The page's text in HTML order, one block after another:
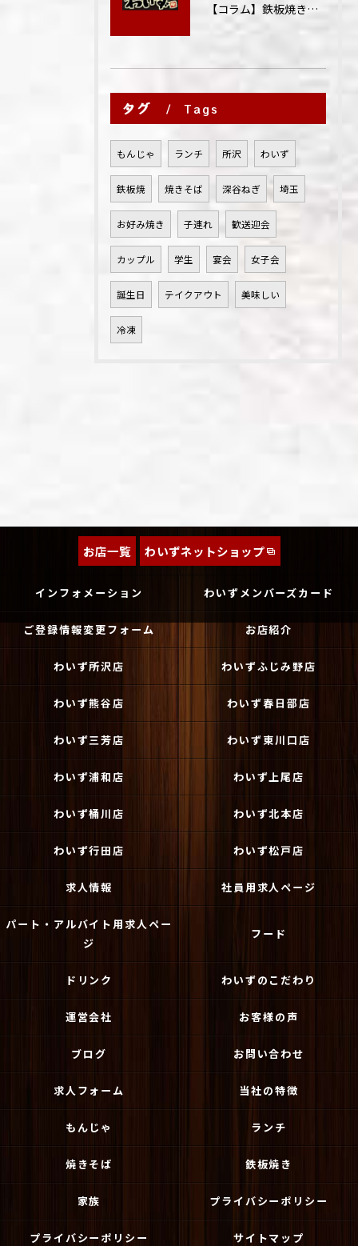
【コラム】鉄板焼きが"コミュニケーション飯"と呼ばれる理由
タグ Tags
もんじゃ ランチ 所沢 わいず
鉄板焼 焼きそば 深谷ねぎ 埼玉
お好み焼き 子連れ 歓送迎会
カップル 学生 宴会 女子会
誕生日 テイクアウト 美味しい
冷凍
お店一覧 わいずネットショップ
インフォメーション わいずメンバーズカード
ご登録情報変更フォーム お店紹介
わいず所沢店 わいずふじみ野店
わいず熊谷店 わいず春日部店
わいず三芳店 わいず東川口店
わいず浦和店 わいず上尾店
わいず桶川店 わいず北本店
わいず行田店 わいず松戸店
求人情報 社員用求人ページ
パート・アルバイト用求人ペー
ジ
フード
ドリンク わいずのこだわり
運営会社 お客様の声
ブログ お問い合わせ
求人フォーム 当社の特徴
もんじゃ ランチ
焼きそば 鉄板焼き
家族 プライバシーポリシー
プライバシーポリシー サイトマップ